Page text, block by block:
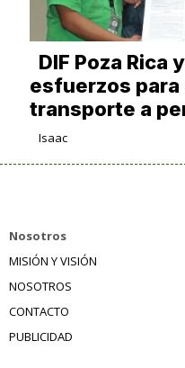
DIF Poza Rica
esfuerzos para
transporte a
Isaac
Nosotros
MISIÓN Y VISIÓN
NOSOTROS
CONTACTO
PUBLICIDAD